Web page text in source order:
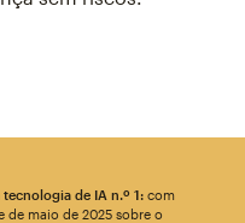
de IA n.º 1:com
de maio de 2025 sobre o